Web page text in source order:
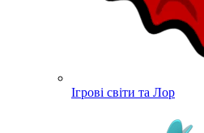
Ігрові світи та Лор